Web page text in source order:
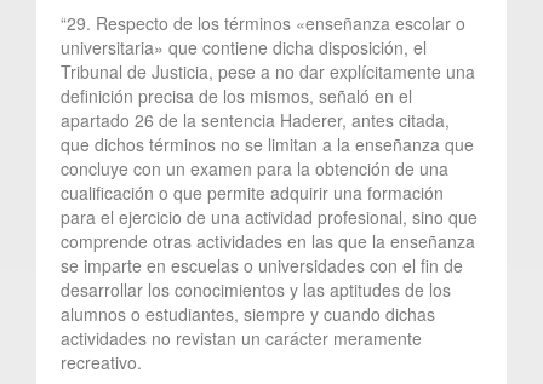
“29. Respecto de los términos «enseñanza escolar o
universitaria» que contiene dicha disposición, el
Tribunal de Justicia, pese a no dar explícitamente una
definición precisa de los mismos, señaló en el
apartado 26 de la sentencia Haderer, antes citada,
que dichos términos no se limitan a la enseñanza que
concluye con un examen para la obtención de una
cualificación o que permite adquirir una formación
para el ejercicio de una actividad profesional, sino que
comprende otras actividades en las que la enseñanza
se imparte en escuelas o universidades con el fin de
desarrollar los conocimientos y las aptitudes de los
alumnos o estudiantes, siempre y cuando dichas
actividades no revistan un carácter meramente
recreativo.